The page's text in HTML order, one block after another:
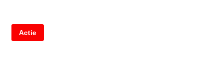
Actie